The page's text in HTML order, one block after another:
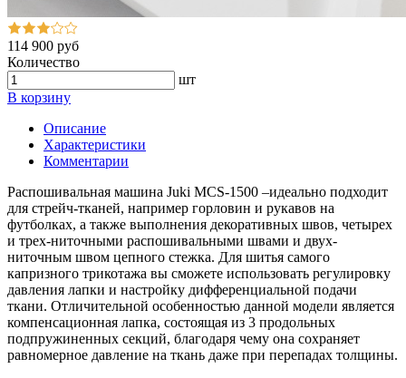
114 900 руб
Количество
шт
В корзину
Описание
Характеристики
Комментарии
Распошивальная машина Juki MCS-1500 –идеально подходит
для стрейч-тканей, например горловин и рукавов на
футболках, а также выполнения декоративных швов, четырех
и трех-ниточными распошивальными швами и двух-
ниточным швом цепного стежка. Для шитья самого
капризного трикотажа вы сможете использовать регулировку
давления лапки и настройку дифференциальной подачи
ткани. Отличительной особенностью данной модели является
компенсационная лапка, состоящая из 3 продольных
подпружиненных секций, благодаря чему она сохраняет
равномерное давление на ткань даже при перепадах толщины.